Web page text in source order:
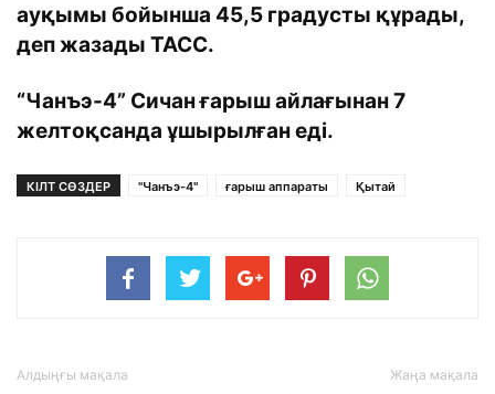
ауқымы бойынша 45,5 градусты құрады,
деп жазады ТАСС.
“Чанъэ-4” Сичан ғарыш айлағынан 7
желтоқсанда ұшырылған еді.
КІЛТ СӨЗДЕР "Чанъэ-4" ғарыш аппараты Қытай
Алдыңғы мақала Жаңа мақала